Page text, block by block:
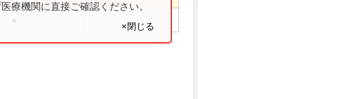
療機関に直接ご確認ください。
×閉じる